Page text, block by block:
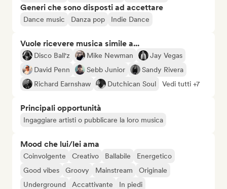
Generi che sono disposti ad accettare
Dance music Danza pop Indie Dance
Vuole ricevere musica simile a...
Disco Ball'z Mike Newman
Jay Vegas
David Penn
Sebb Junior
Sandy Rivera
Richard Earnshaw
Dutchican Soul Vedi tutti +7
Principali opportunità
Ingaggiare artisti o pubblicare la loro musica
Mood che lui/lei ama
Coinvolgente Creativo Ballabile
Energetico
Good vibes
Groovy Mainstream
Originale
Underground
Accattivante In piedi